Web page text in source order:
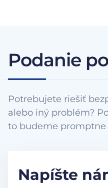
Podanie
Potrebujete riešiť
alebo iný problém?
to budeme promptne
Napíšte